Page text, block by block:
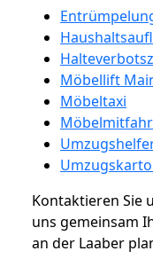
Möbellift
Möbeltaxi
Kontaktieren Sie
uns gemeinsam
an der Laaber